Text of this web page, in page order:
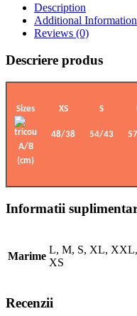
Description
Additional Information
Reviews (0)
Descriere produs
Sizes
A/B
(cm)
XS
48/38
S
54/43
Informatii
Marime
L, M, S, XL,
XS
Recenzii